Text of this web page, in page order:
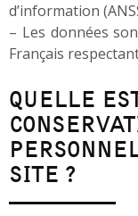
d’information
– Les données
Français
QUELLE
SITE ?